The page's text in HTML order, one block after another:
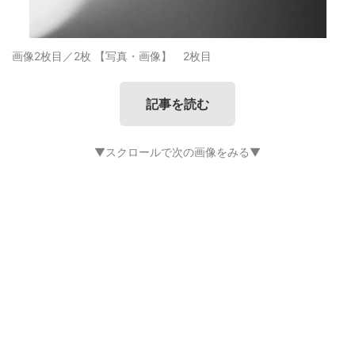
画像2枚目／2枚 【写真・画像】 2枚目
記事を読む
▼スクロールで次の画像をみる▼